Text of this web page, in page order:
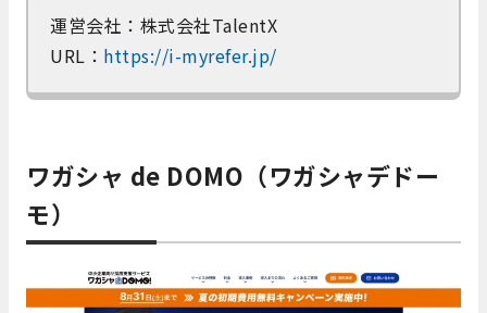
運営会社：株式会社TalentX
URL： https://i-myrefer.jp/
ワガシャ de DOMO（ワガシャデドー
モ）